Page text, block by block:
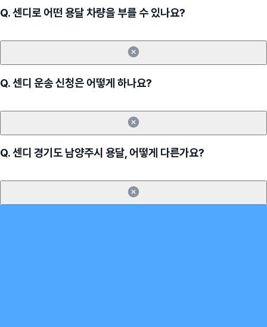
Q.센디로 어떤 용달 차량을 부를 수 있나요?
Q.센디 운송 신청은 어떻게 하나요?
Q.센디 경기도 남양주시 용달, 어떻게 다른가요?